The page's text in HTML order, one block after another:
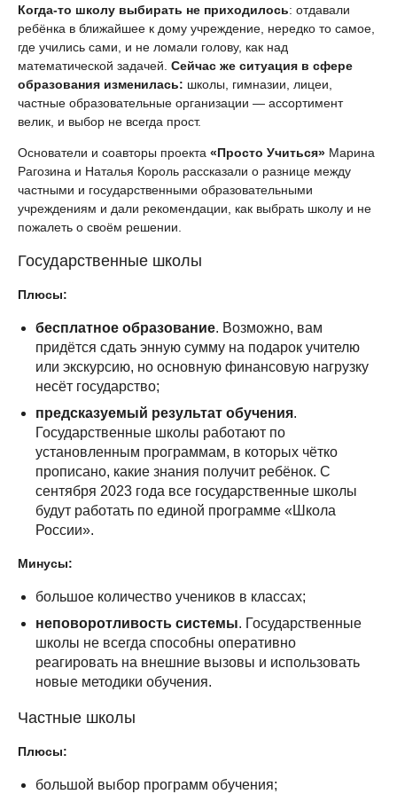
Когда-то школу выбирать не приходилось: отдавали
ребёнка в ближайшее к дому учреждение, нередко то самое,
где учились сами, и не ломали голову, как над
математической задачей. Сейчас же ситуация в сфере
образования изменилась: школы, гимназии, лицеи,
частные образовательные организации — ассортимент
велик, и выбор не всегда прост.
Основатели и соавторы проекта «Просто Учиться» Марина
Рагозина и Наталья Король рассказали о разнице между
частными и государственными образовательными
учреждениям и дали рекомендации, как выбрать школу и не
пожалеть о своём решении.
Государственные школы
Плюсы:
бесплатное образование. Возможно, вам
придётся сдать энную сумму на подарок учителю
или экскурсию, но основную финансовую нагрузку
несёт государство;
предсказуемый результат обучения.
Государственные школы работают по
установленным программам, в которых чётко
прописано, какие знания получит ребёнок. С
сентября 2023 года все государственные школы
будут работать по единой программе «Школа
России».
Минусы:
большое количество учеников в классах;
неповоротливость системы. Государственные
школы не всегда способны оперативно
реагировать на внешние вызовы и использовать
новые методики обучения.
Частные школы
Плюсы:
большой выбор программ обучения;